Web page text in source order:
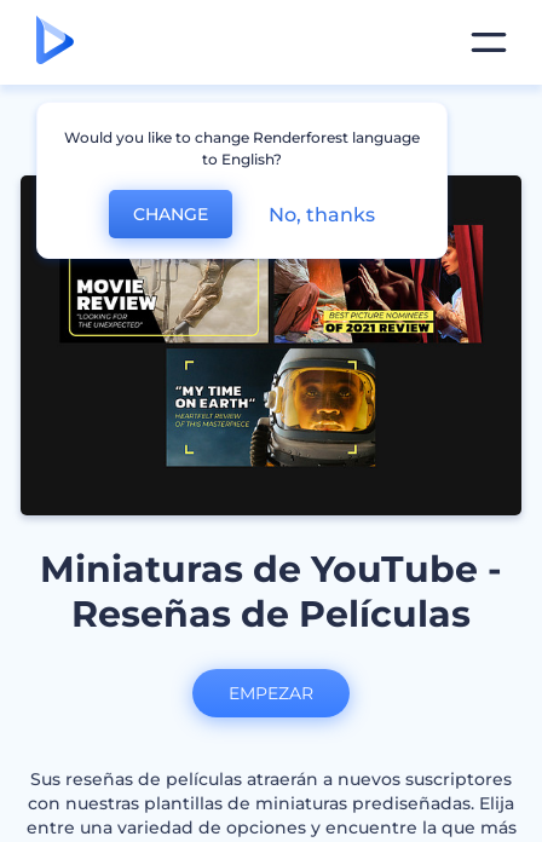
Miniaturas de YouTube -
Reseñas de Películas
Sus reseñas de películas atraerán a nuevos suscriptores
con nuestras plantillas de miniaturas prediseñadas. Elija
entre una variedad de opciones y encuentre la que más
EMPEZAR
Would you like to change Renderforest language
to English?
CHANGE No, thanks